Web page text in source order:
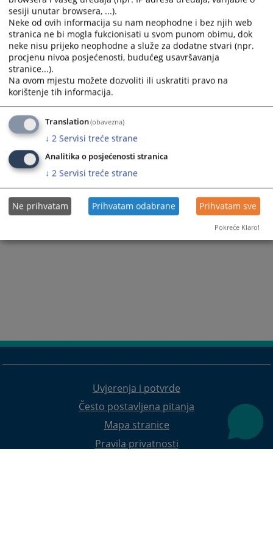
Prijem pošte
Razgledanje spisa
Žalbe na sudske odluke
Medijacija
Rodna ravnopravnost
Služba računovodstva
Zemljišno-knjižna kancelarija
Pisarnice
Akti suda
Sudska policija
Organizaciona shema
Sudije
Sudski stručni saradnici
Službenici i namještenici
Uvjerenja i potvrde
Često postavljena pitanja
Mapa stranice
Pravila privatnosti
sesiji unutar browsera, ...).
Neke od ovih informacija su nam neophodne i bez njih web
stranica ne bi mogla fukcionisati u svom punom obimu, dok
neke nisu prijeko neophodne a služe za dodatne stvari (npr.
procjenu nivoa posjećenosti, budućeg usavršavanja
stranice...).
Na ovom mjestu možete dozvoliti ili uskratiti pravo na
korištenje tih informacija.
Translation(obavezna)
↓ 2 Servisi treće strane
Analitika o posjećenosti stranica
↓ 2 Servisi treće strane
Ne prihvatam Prihvatam odabrane Prihvatam sve
Pokreće Klaro!